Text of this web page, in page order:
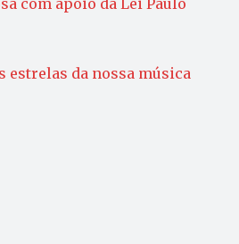
estrelas da nossa música